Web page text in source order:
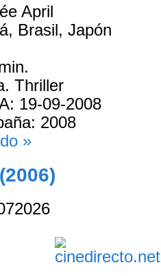
April
Brasil, Japón
Thriller
19-09-2008
2008
»
2026